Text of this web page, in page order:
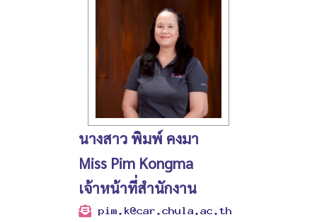
นางสาว พิมพ์ คงมา
Miss Pim Kongma
เจ้าหน้าที่สำนักงาน